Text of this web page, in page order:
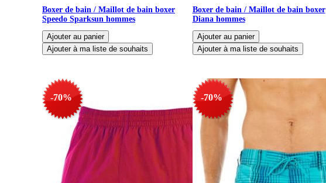
Boxer de bain / Maillot de bain boxer
Speedo Sparksun hommes
Boxer de bain / Maillot de bain boxer
Diana hommes
-70% -70%